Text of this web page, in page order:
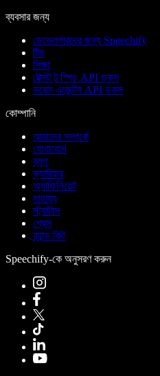
ব্যবসার জন্য
ডেভেলপারদের জন্য Speechify
টিম
শিক্ষা
টেক্সট টু স্পিচ API ডকস
ভয়েস এজেন্টস API ডকস
কোম্পানি
আমাদের সম্পর্কে
যোগাযোগ
ব্লগ
ক্যারিয়ার
অ্যাফিলিয়েট
সাহায্য
স্ট্যাটাস
প্রেস
ব্র্যান্ড কিট
Speechify-কে অনুসরণ করুন